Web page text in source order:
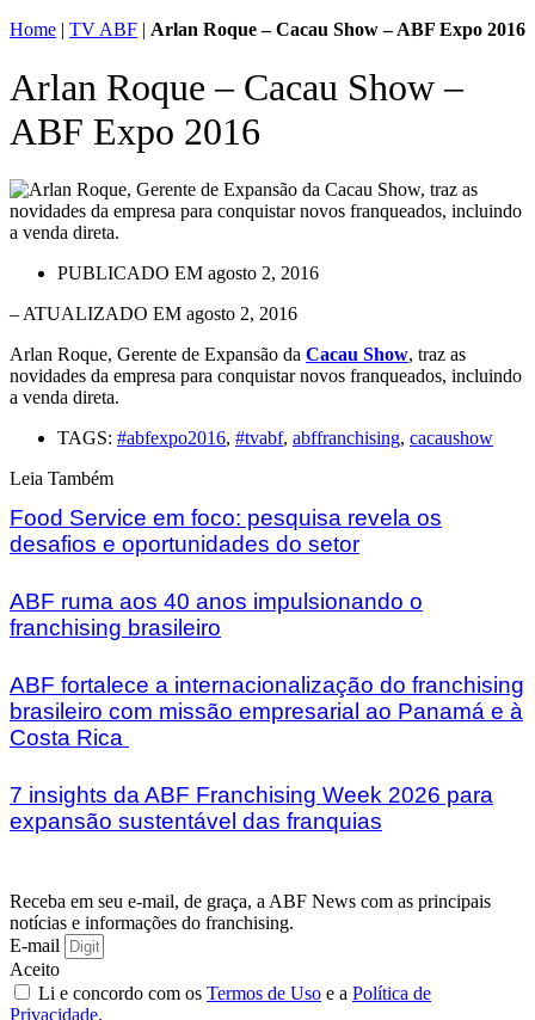
Home | TV ABF | Arlan Roque – Cacau Show – ABF Expo 2016
Arlan Roque – Cacau Show –
ABF Expo 2016
PUBLICADO EM agosto 2, 2016
– ATUALIZADO EM agosto 2, 2016
Arlan Roque, Gerente de Expansão da Cacau Show, traz as
novidades da empresa para conquistar novos franqueados, incluindo
a venda direta.
TAGS: #abfexpo2016, #tvabf, abffranchising, cacaushow
Leia Também
Food Service em foco: pesquisa revela os
desafios e oportunidades do setor
ABF ruma aos 40 anos impulsionando o
franchising brasileiro
ABF fortalece a internacionalização do franchising
brasileiro com missão empresarial ao Panamá e à
Costa Rica
7 insights da ABF Franchising Week 2026 para
expansão sustentável das franquias
Receba em seu e-mail, de graça, a ABF News com as principais
notícias e informações do franchising.
E-mail
Aceito
Li e concordo com os Termos de Uso e a Política de
Privacidade.